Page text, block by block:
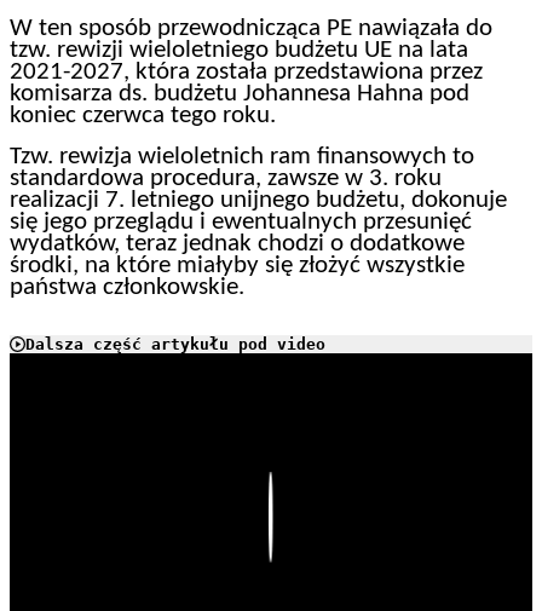
W ten sposób przewodnicząca PE nawiązała do
tzw. rewizji wieloletniego budżetu UE na lata
2021-2027, która została przedstawiona przez
komisarza ds. budżetu Johannesa Hahna pod
koniec czerwca tego roku.
Tzw. rewizja wieloletnich ram finansowych to
standardowa procedura, zawsze w 3. roku
realizacji 7. letniego unijnego budżetu, dokonuje
się jego przeglądu i ewentualnych przesunięć
wydatków, teraz jednak chodzi o dodatkowe
środki, na które miałyby się złożyć wszystkie
państwa członkowskie.
Dalsza część artykułu pod video